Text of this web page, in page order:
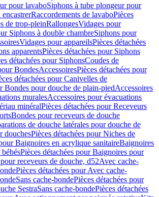
pour lavaboSiphons à tube plongeur pour
encastrerRaccordements de lavaboPièces
de trop-pleinRallongesVidages pour
Siphons à double chambreSiphons pour
Vidages pour appareilsPièces détachées
apparentsPièces détachées pour Siphons
détachées pour SiphonsCoudes de
BondesAccessoiresPièces détachées pour
détachées pour Canivelles de
Bondes pour douche de plain-piedAccessoires
muralesAccessoires pour évacuations
minéralPièces détachées pour Receveurs
Bondes pour receveurs de douche
de douche latérales pour douche de
douchesPièces détachées pour Niches de
Baignoires en acrylique sanitaireBaignoires
Pièces détachées pour Baignoires pour
receveurs de douche, d52Avec cache-
Pièces détachées pour Avec cache-
Sans cache-bondePièces détachées pour
SestraSans cache-bondePièces détachées